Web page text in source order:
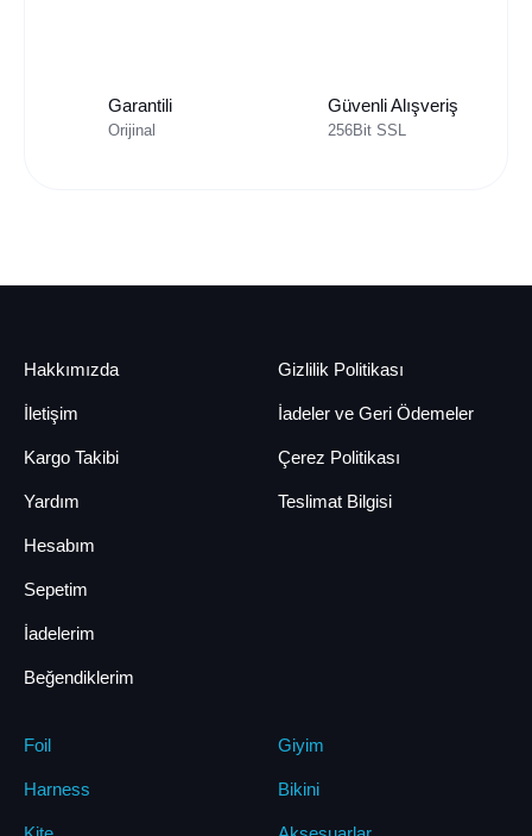
Garantili
Orijinal
Güvenli Alışveriş
256Bit SSL
Hakkımızda
İletişim
Kargo Takibi
Yardım
Gizlilik Politikası
İadeler ve Geri Ödemeler
Çerez Politikası
Teslimat Bilgisi
Hesabım
Sepetim
İadelerim
Beğendiklerim
Foil
Harness
Giyim
Bikini